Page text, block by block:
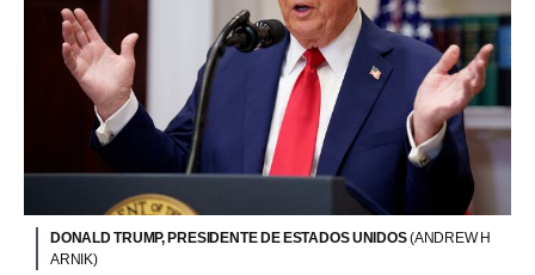
DONALD TRUMP, PRESIDENTE DE ESTADOS UNIDOS(ANDREW H
ARNIK)